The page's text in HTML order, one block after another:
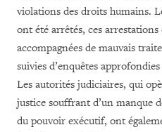
violations des droits humains.
ont été arrêtés, ces
accompagnées de mauvais
suivies d’enquêtes
Les autorités judiciaires, qui
justice souffrant d’un manque
du pouvoir exécutif, ont